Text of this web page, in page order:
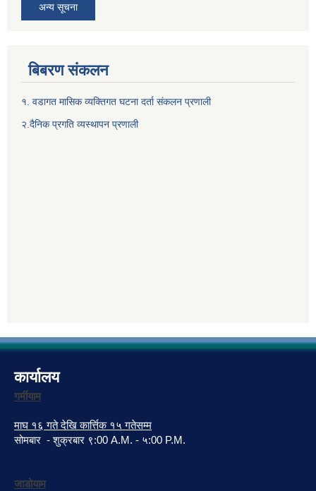
अन्य सूचना
बिबरण संकलन
१. वडागत मासिक व्यक्तिगत घटना दर्ता संकलन प्रणाली
२.दैनिक प्रगति व्यस्थापन प्रणाली
कार्यालय
गर्मीयाम
माघ १६ गते देखि कार्त्तिक १५ गतेसम्म
सोमबार - शुक्रबार ९:00 A.M. - ५:00 P.M.
जाडोयाम